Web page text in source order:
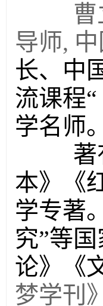
曹立
导师,
长、中
流课程
学名师。
著有
本》《
学专著
究”等
论》《
梦学刊